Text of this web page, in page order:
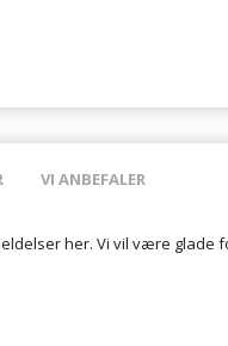
VI ANBEFALER
her. Vi vil være glade